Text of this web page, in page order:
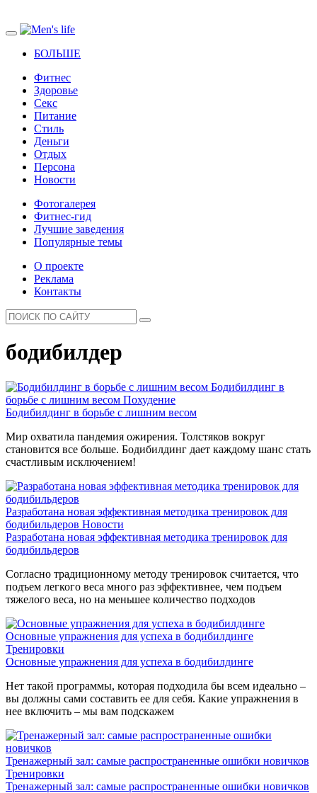
БОЛЬШЕ
Фитнес
Здоровье
Секс
Питание
Стиль
Деньги
Отдых
Персона
Новости
Фотогалерея
Фитнес-гид
Лучшие заведения
Популярные темы
О проекте
Реклама
Контакты
бодибилдер
Бодибилдинг в
борьбе с лишним весом Похудение
Бодибилдинг в борьбе с лишним весом
Мир охватила пандемия ожирения. Толстяков вокруг
становится все больше. Бодибилдинг дает каждому шанс стать
счастливым исключением!
Разработана новая эффективная методика тренировок для
бодибильдеров Новости
Разработана новая эффективная методика тренировок для
бодибильдеров
Согласно традиционному методу тренировок считается, что
подъем легкого веса много раз эффективнее, чем подъем
тяжелого веса, но на меньшее количество подходов
Основные упражнения для успеха в бодибилдинге
Тренировки
Основные упражнения для успеха в бодибилдинге
Нет такой программы, которая подходила бы всем идеально –
вы должны сами составить ее для себя. Какие упражнения в
нее включить – мы вам подскажем
Тренажерный зал: самые распространенные ошибки новичков
Тренировки
Тренажерный зал: самые распространенные ошибки новичков